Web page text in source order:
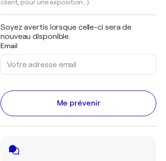
client, pour une exposition...).
Soyez avertis lorsque celle-ci sera de
nouveau disponible.
Email
Me prévenir